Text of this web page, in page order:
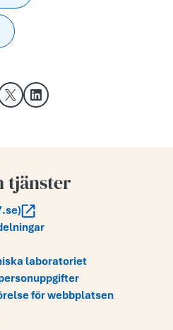
post
på Facebook
Dela på XDela på LinkedIn
tjänster
laboratoriet
för webbplatsen